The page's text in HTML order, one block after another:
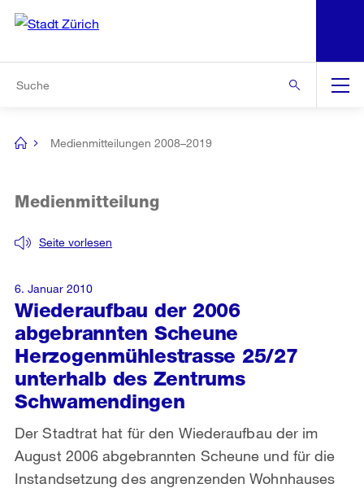
Navigation
[no
Medienmitteilungen 2008–2019
Wiederaufbau der 2006
abgebrannten Scheune
Herzogenmühlestrasse 25/27
unterhalb des Zentrums
Schwamendingen
Seite vorlesen
Medienmitteilung
Der Stadtrat hat für den Wiederaufbau der im
August 2006 abgebrannten Scheune und für die
Instandsetzung des angrenzenden Wohnhauses
6. Januar 2010